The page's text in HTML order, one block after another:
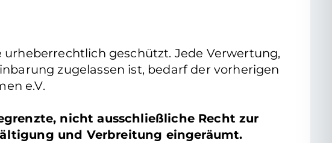
urheberrechtlich geschützt. Jede Verwertung,
zugelassen ist, bedarf der vorherigen
e.V.
nicht ausschließliche Recht zur
und Verbreitung eingeräumt.